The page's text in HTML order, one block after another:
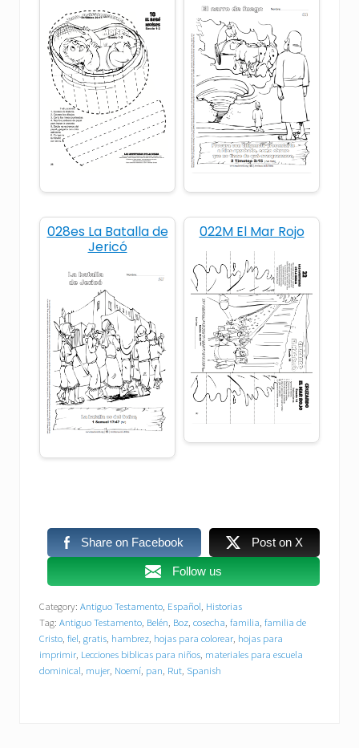
familia de Cristo fiel gratis
hambrez hojas para colorear
hojas para imprimir
Lecciones biblicas para niños
pan
028es La Batalla de
Jericó
022M El Mar Rojo
Share on Facebook Post on X
Follow us
Category: Antiguo Testamento Español Historias
Tag: Antiguo Testamento Belén Boz cosecha familia familia de
Cristo fiel gratis hambrez hojas para colorear hojas para
imprimir Lecciones biblicas para niños materiales para escuela
dominical mujer Noemí pan Rut Spanish